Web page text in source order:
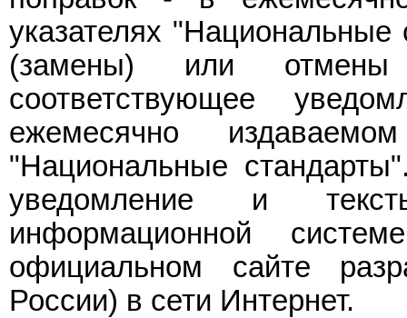
указателях
(замены) или отмены
соответствующее
ежемесячно
"Национальные
уведомление и
информационной
официальном сайте
России) в сети Интернет.